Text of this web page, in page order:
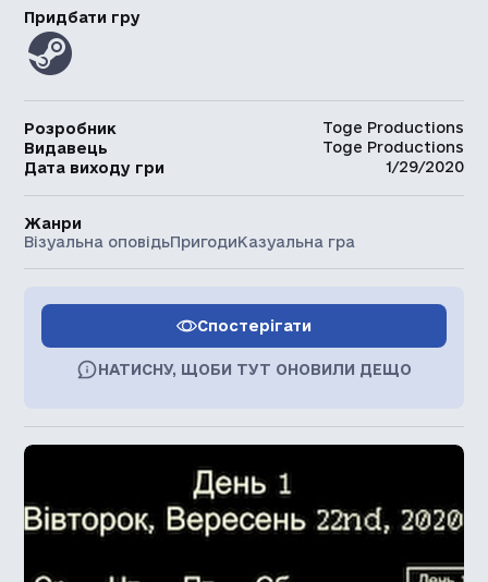
Придбати гру
Розробник
Toge Productions
Видавець
Toge Productions
Дата виходу гри
1/29/2020
Жанри
Візуальна оповідьПригодиКазуальна гра
Спостерігати
НАТИСНУ, ЩОБИ ТУТ ОНОВИЛИ ДЕЩО